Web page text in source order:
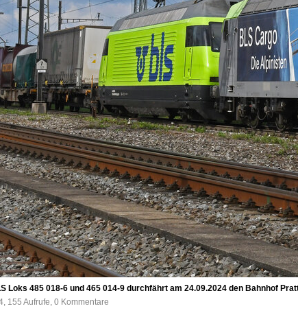
Loks 485 018-6 und 465 014-9 durchfährt am 24.09.2024 den Bahnhof
155 Aufrufe, 0 Kommentare